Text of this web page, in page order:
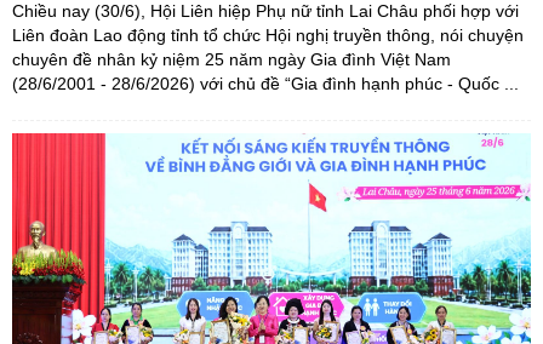
Chiều nay (30/6), Hội Liên hiệp Phụ nữ tỉnh Lai Châu phối hợp với
Liên đoàn Lao động tỉnh tổ chức Hội nghị truyền thông, nói chuyện
chuyên đề nhân kỷ niệm 25 năm ngày Gia đình Việt Nam
(28/6/2001 - 28/6/2026) với chủ đề “Gia đình hạnh phúc - Quốc ...